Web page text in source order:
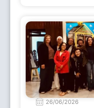
26/06/2026